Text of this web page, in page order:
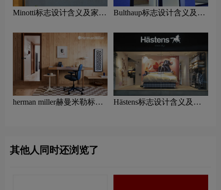
Minotti标志设计含义及家具
Bulthaup标志设计含义及家
herman miller赫曼米勒标志
Hästens标志设计含义及家
其他人同时还浏览了